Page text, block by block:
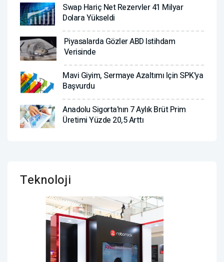
Swap Hariç Net Rezervler 41 Milyar
Dolara Yükseldi
Piyasalarda Gözler ABD Istihdam
Verisinde
Mavi Giyim, Sermaye Azaltımı Için SPK'ya
Başvurdu
Anadolu Sigorta'nın 7 Aylık Brüt Prim
Üretimi Yüzde 20,5 Arttı
Teknoloji